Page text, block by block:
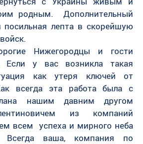
родным. Дополнительный
лепта в скорейшую
Нижегородцы и гости
Если у вас возникла такая
как утеря ключей от
всегда эта работа была с
нашим давним другом
из компаний
всем успеха и мирного неба
ваша, компания по